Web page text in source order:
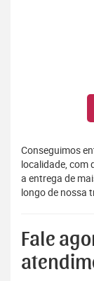
Conseguimos
localidade, com
a entrega de
longo de nossa
Fale